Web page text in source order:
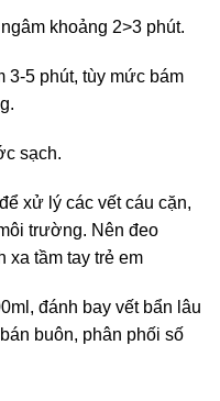
khoảng 2>3 phút.
3-5 phút, tùy mức bám
sạch.
xử lý các vết cáu cặn,
trường. Nên đeo
xa tầm tay trẻ em
đánh bay vết bẩn lâu
buôn, phân phối số